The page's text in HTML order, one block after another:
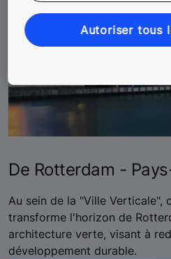
De Rotterdam -
Au sein de la "Ville Verticale",
transforme l'horizon de
architecture verte, visant à
développement durable.
Autoriser tous